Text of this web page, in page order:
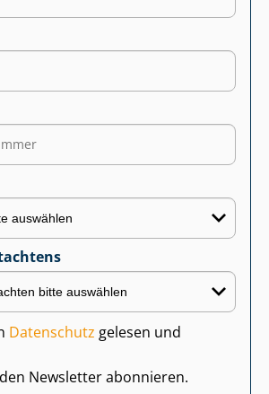
Datenschutz gelesen und
Newsletter abonnieren.